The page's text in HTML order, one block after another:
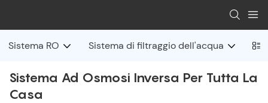
Sistema RO Sistema di filtraggio dell'acqua
Sistema Ad Osmosi Inversa Per Tutta La
Casa